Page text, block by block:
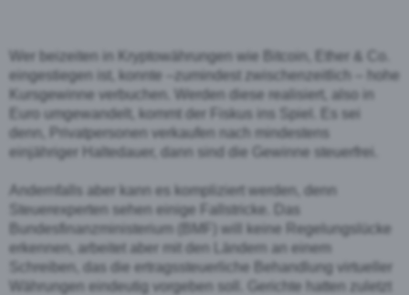
Wer beizeiten in Kryptowährungen wie Bitcoin, Ether & Co.
eingestiegen ist, konnte –
zumindest zwischenzeitlich –
hohe
Kursgewinne verbuchen. Werden diese realisiert, also in
Euro umgewandelt, kommt der Fiskus ins Spiel. Es sei
denn, Privatpersonen verkaufen nach
mindestens
einjähriger Haltedauer, dann sind die Gewinne steuerfrei.
Andernfalls aber kann es kompliziert werden, denn
Steuerexperten sehen einige Fallstricke. Das
Bundesfinanzministerium
(BMF) will keine Regelungslücke
erkennen, arbeitet aber mit den
Ländern an einem
Schreiben, das die ertragssteuerliche Behandlung virtueller
Währungen eindeutig vorgeben soll. Gerichte hatten zuletzt